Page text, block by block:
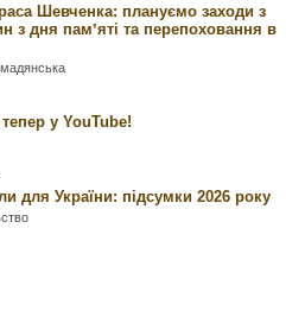
Шевченка: плануємо заходи з
з дня памʼяті та перепоховання в
у YouTube!
для України: підсумки 2026 року